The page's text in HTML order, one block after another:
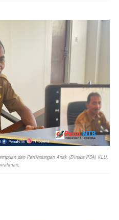
dan Perlindungan Anak (Dinsos P3A) KLU,